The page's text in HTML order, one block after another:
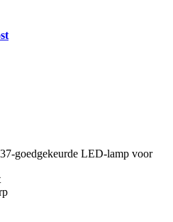
goedgekeurde LED-lamp voor